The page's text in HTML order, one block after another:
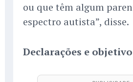
ou que têm algum
espectro autista”, disse.
Declarações e